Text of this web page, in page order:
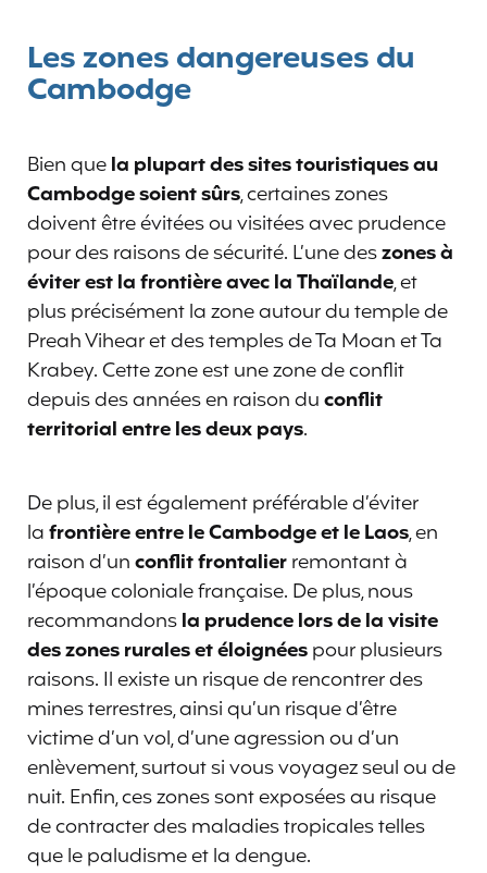
Les zones dangereuses du
Cambodge
Bien quela plupart des sites touristiques au
Cambodge soient sûrs, certaines zones
doivent être évitées ou visitées avec prudence
pour des raisons de sécurité. L’une deszones à
éviter est la frontière avec la Thaïlande, et
plus précisément la zone autour du temple de
Preah Vihear et des temples de Ta Moan et Ta
Krabey. Cette zone est une zone de conflit
depuis des années en raison duconflit
territorial entre les deux pays.
De plus, il est également préférable d’éviter
lafrontière entre le Cambodge et le Laos, en
raison d’unconflit frontalierremontant à
l’époque coloniale française. De plus, nous
recommandonsla prudence lors de la visite
des zones rurales et éloignéespour plusieurs
raisons. Il existe un risque de rencontrer des
mines terrestres, ainsi qu’un risque d’être
victime d’un vol, d’une agression ou d’un
enlèvement, surtout si vous voyagez seul ou de
nuit. Enfin, ces zones sont exposées au risque
de contracter des maladies tropicales telles
que le paludisme et la dengue.